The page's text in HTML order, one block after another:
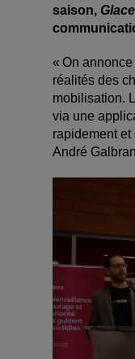
saison,
« On
réalités des
mobilisation.
via une
rapidement
André